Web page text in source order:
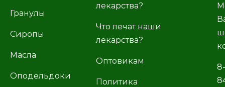
Гранулы
Сиропы
Масла
Оподельдоки
лекарства?
Что лечат наши
лекарства?
Оптовикам
Политика